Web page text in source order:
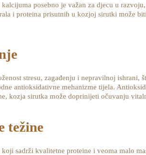
posebno je važan za djecu u
i proteina prisutnih u kozjoj sirutki može
stresu, zagađenju i nepravilnoj
antioksidativne mehanizme tijela.
kozja sirutka može doprinijeti očuvanju
težine
sadrži kvalitetne proteine i veoma malo